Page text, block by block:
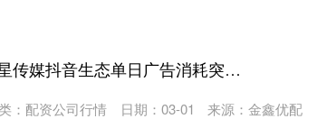
玖富智配 创新高！剧星传媒抖音生态单日广告消耗突破5000万
日期：03-01 来源：金鑫优配
： 配资公司行情